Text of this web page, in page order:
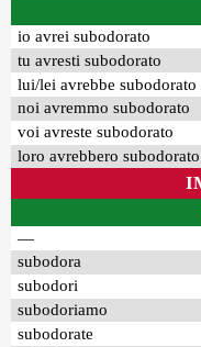
io avrei subodorato
tu avresti subodorato
lui/lei avrebbe subodorato
noi avremmo subodorato
voi avreste subodorato
loro avrebbero subodorato
—
subodora
subodori
subodoriamo
subodorate